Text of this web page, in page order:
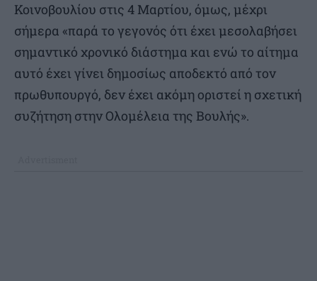
Κοινοβουλίου στις 4 Μαρτίου, όμως, μέχρι
σήμερα «παρά το γεγονός ότι έχει μεσολαβήσει
σημαντικό χρονικό διάστημα και ενώ το αίτημα
αυτό έχει γίνει δημοσίως αποδεκτό από τον
πρωθυπουργό, δεν έχει ακόμη οριστεί η σχετική
συζήτηση στην Ολομέλεια της Βουλής».